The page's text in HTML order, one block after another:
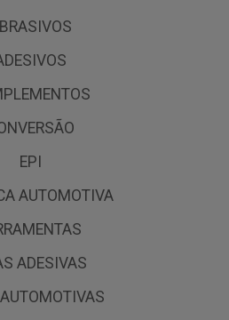
EPI
AUTOMOTIVA
ADESIVAS